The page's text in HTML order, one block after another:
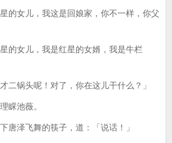
女儿，我这是回娘家，你不一样，你父
女儿，我是红星的女婿，我是牛栏
锅头呢！对了，你在这儿干什么？」
池薇。
泽飞舞的筷子，道：「说话！」